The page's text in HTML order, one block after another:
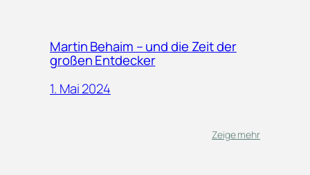
Martin Behaim – und die Zeit der
großen Entdecker
1. Mai 2024
Zeige mehr